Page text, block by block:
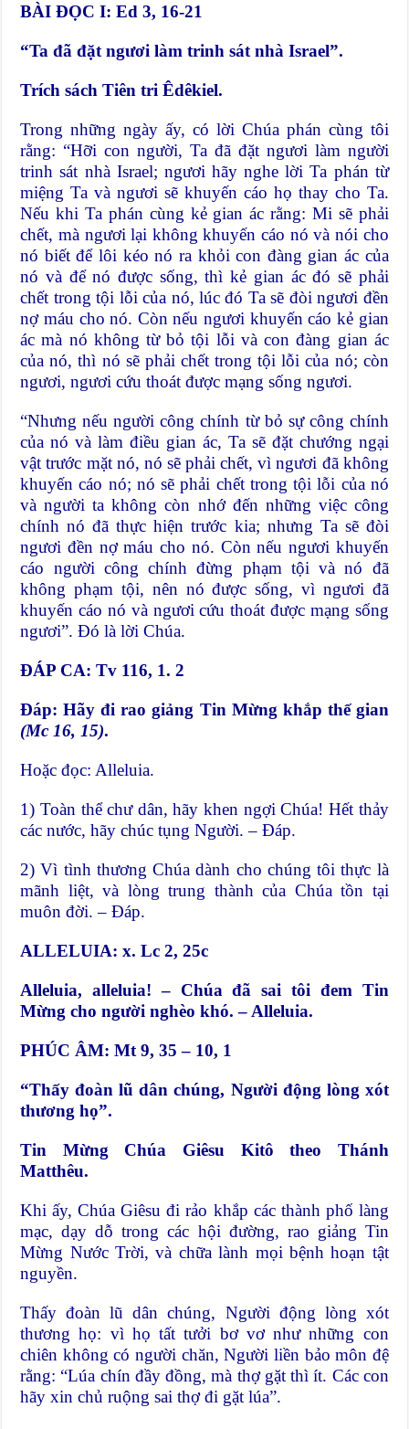
BÀI ĐỌC I: Ed 3, 16-21
“Ta đã đặt ngươi làm trinh sát nhà Israel”.
Trích sách Tiên tri Êdêkiel.
Trong những ngày ấy, có lời Chúa phán cùng tôi
rằng: “Hỡi con người, Ta đã đặt ngươi làm người
trinh sát nhà Israel; ngươi hãy nghe lời Ta phán từ
miệng Ta và ngươi sẽ khuyến cáo họ thay cho Ta.
Nếu khi Ta phán cùng kẻ gian ác rằng: Mi sẽ phải
chết, mà ngươi lại không khuyến cáo nó và nói cho
nó biết để lôi kéo nó ra khỏi con đàng gian ác của
nó và để nó được sống, thì kẻ gian ác đó sẽ phải
chết trong tội lỗi của nó, lúc đó Ta sẽ đòi ngươi đền
nợ máu cho nó. Còn nếu ngươi khuyến cáo kẻ gian
ác mà nó không từ bỏ tội lỗi và con đàng gian ác
của nó, thì nó sẽ phải chết trong tội lỗi của nó; còn
ngươi, ngươi cứu thoát được mạng sống ngươi.
“Nhưng nếu người công chính từ bỏ sự công chính
của nó và làm điều gian ác, Ta sẽ đặt chướng ngại
vật trước mặt nó, nó sẽ phải chết, vì ngươi đã không
khuyến cáo nó; nó sẽ phải chết trong tội lỗi của nó
và người ta không còn nhớ đến những việc công
chính nó đã thực hiện trước kia; nhưng Ta sẽ đòi
ngươi đền nợ máu cho nó. Còn nếu ngươi khuyến
cáo người công chính đừng phạm tội và nó đã
không phạm tội, nên nó được sống, vì ngươi đã
khuyến cáo nó và ngươi cứu thoát được mạng sống
ngươi”. Đó là lời Chúa.
ĐÁP CA: Tv 116, 1. 2
Đáp: Hãy đi rao giảng Tin Mừng khắp thế gian
(Mc 16, 15).
Hoặc đọc: Alleluia.
1) Toàn thể chư dân, hãy khen ngợi Chúa! Hết thảy
các nước, hãy chúc tụng Người. – Đáp.
2) Vì tình thương Chúa dành cho chúng tôi thực là
mãnh liệt, và lòng trung thành của Chúa tồn tại
muôn đời. – Đáp.
ALLELUIA: x. Lc 2, 25c
Alleluia, alleluia! – Chúa đã sai tôi đem Tin
Mừng cho người nghèo khó. – Alleluia.
PHÚC ÂM: Mt 9, 35 – 10, 1
“Thấy đoàn lũ dân chúng, Người động lòng xót
thương họ”.
Tin Mừng Chúa Giêsu Kitô theo Thánh
Matthêu.
Khi ấy, Chúa Giêsu đi rảo khắp các thành phố làng
mạc, dạy dỗ trong các hội đường, rao giảng Tin
Mừng Nước Trời, và chữa lành mọi bệnh hoạn tật
nguyền.
Thấy đoàn lũ dân chúng, Người động lòng xót
thương họ: vì họ tất tưởi bơ vơ như những con
chiên không có người chăn, Người liền bảo môn đệ
rằng: “Lúa chín đầy đồng, mà thợ gặt thì ít. Các con
hãy xin chủ ruộng sai thợ đi gặt lúa”.